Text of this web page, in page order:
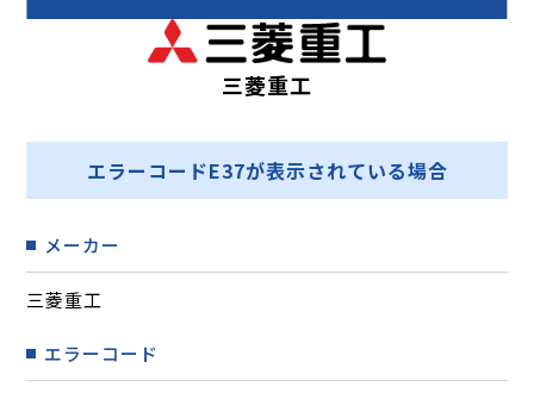
三菱重工
エラーコードE37が表示されている場合
メーカー
三菱重工
エラーコード